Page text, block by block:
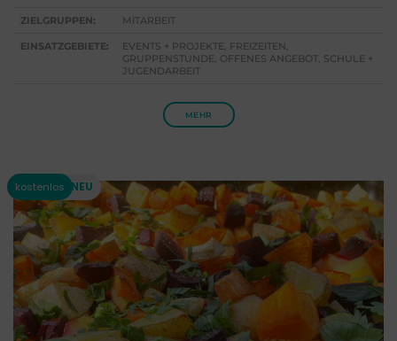
ZIELGRUPPEN: MITARBEIT
EINSATZGEBIETE:
EVENTS + PROJEKTE, FREIZEITEN,
GRUPPENSTUNDE, OFFENES ANGEBOT, SCHULE +
JUGENDARBEIT
MEHR